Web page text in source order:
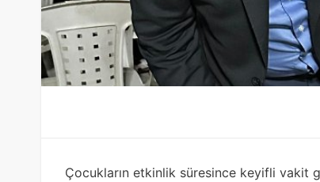
Çocukların etkinlik süresince keyifli vakit